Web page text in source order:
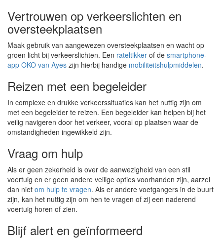
Vertrouwen op verkeerslichten en
oversteekplaatsen
Maak gebruik van aangewezen oversteekplaatsen en wacht op
groen licht bij verkeerslichten. Een rateltikker of de smartphone-
app OKO van Ayes zijn hierbij handige mobiliteitshulpmiddelen.
Reizen met een begeleider
In complexe en drukke verkeerssituaties kan het nuttig zijn om
met een begeleider te reizen. Een begeleider kan helpen bij het
veilig navigeren door het verkeer, vooral op plaatsen waar de
omstandigheden ingewikkeld zijn.
Vraag om hulp
Als er geen zekerheid is over de aanwezigheid van een stil
voertuig en er geen andere veilige opties voorhanden zijn, aarzel
dan niet om hulp te vragen. Als er andere voetgangers in de buurt
zijn, kan het nuttig zijn om hen te vragen of zij een naderend
voertuig horen of zien.
Blijf alert en geïnformeerd